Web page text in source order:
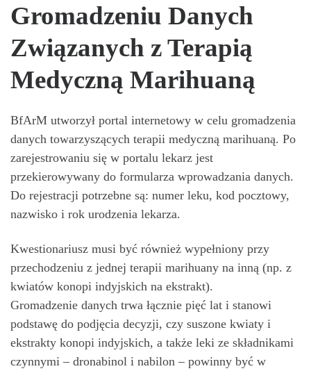
Gromadzeniu Danych
Związanych z Terapią
Medyczną Marihuaną
BfArM utworzył portal internetowy w celu gromadzenia
danych towarzyszących terapii medyczną marihuaną. Po
zarejestrowaniu się w portalu lekarz jest
przekierowywany do formularza wprowadzania danych.
Do rejestracji potrzebne są: numer leku, kod pocztowy,
nazwisko i rok urodzenia lekarza.
Kwestionariusz musi być również wypełniony przy
przechodzeniu z jednej terapii marihuany na inną (np. z
kwiatów konopi indyjskich na ekstrakt).
Gromadzenie danych trwa łącznie pięć lat i stanowi
podstawę do podjęcia decyzji, czy suszone kwiaty i
ekstrakty konopi indyjskich, a także leki ze składnikami
czynnymi – dronabinol i nabilon – powinny być w